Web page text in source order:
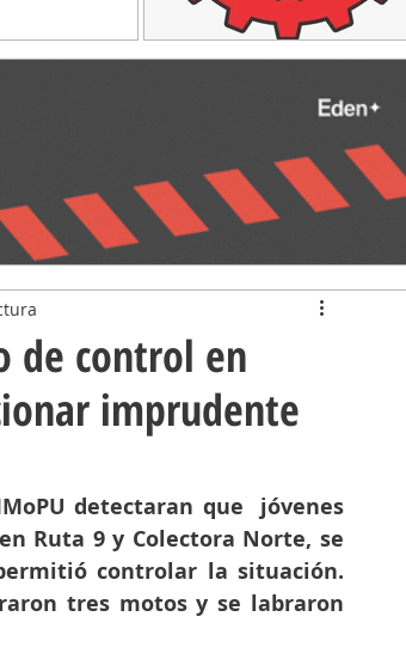
de control en
imprudente
detectaran que  jóvenes
Ruta 9 y Colectora Norte, se
controlar la situación.
tres motos y se labraron